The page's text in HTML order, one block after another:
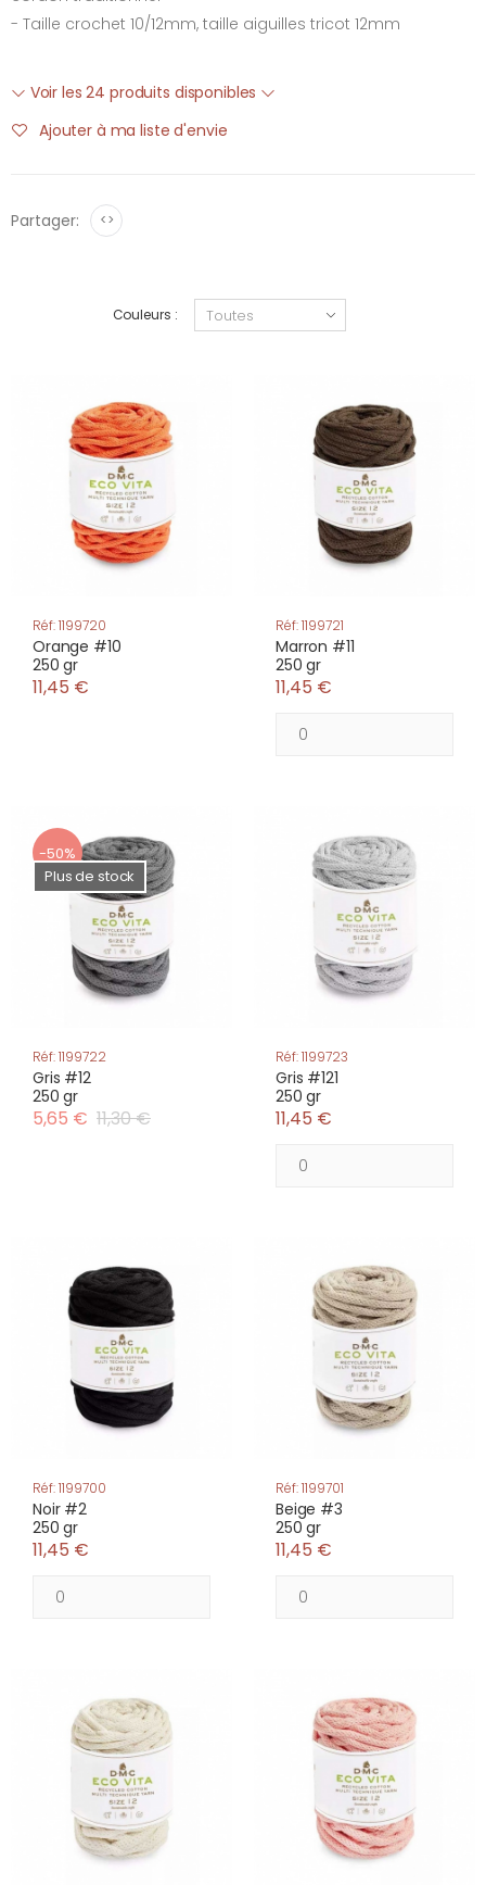
- Taille crochet 10/12mm, taille aiguilles tricot 12mm
Voir les 24 produits disponibles
Ajouter à ma liste d'envie
Partager: <>
Couleurs :
Réf: 1199720
Orange #10
250 gr
11,45 €
Réf: 1199721
Marron #11
250 gr
11,45 €
-50%
Plus de stock
Réf: 1199722
Gris #12
250 gr
5,65 € 11,30 €
Réf: 1199723
Gris #121
250 gr
11,45 €
Réf: 1199700
Noir #2
250 gr
11,45 €
Réf: 1199701
Beige #3
250 gr
11,45 €